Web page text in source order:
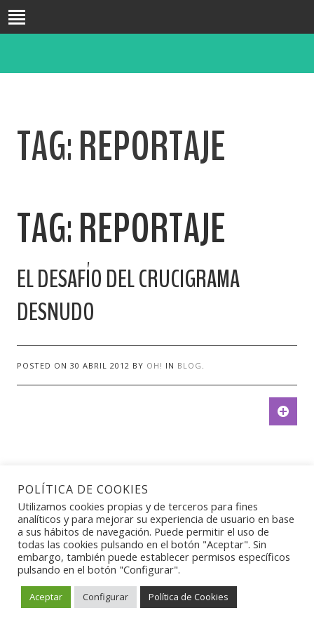
INICIO
BIO
INVESTIGACIÓN
PUBLICACIONES
TAG:REPORTAJE
TAG:REPORTAJE
EL DESAFÍO DEL CRUCIGRAMA
DESNUDO
POSTED ON 30 ABRIL 2012 BY OH! IN BLOG
Aviso Legal•Política de Privacidad
© 2011-2026 Óscar Herrero Felipe
POLÍTICA DE COOKIES
Utilizamos cookies propias y de terceros para fines
analíticos y para mejorar su experiencia de usuario en base
a sus hábitos de navegación. Puede permitir el uso de
todas las cookies pulsando en el botón "Aceptar". Sin
embargo, también puede establecer permisos específicos
pulsando en el botón "Configurar".
Aceptar Configurar Política de Cookies